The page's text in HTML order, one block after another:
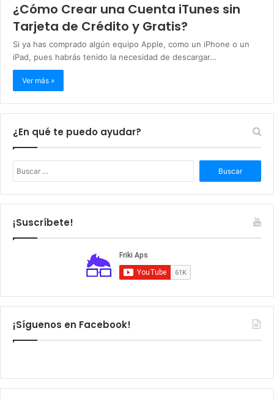
¿Cómo Crear una Cuenta iTunes sin
Tarjeta de Crédito y Gratis?
Si ya has comprado algún equipo Apple, como un iPhone o un
iPad, pues habrás tenido la necesidad de descargar…
Ver más »
¿En qué te puedo ayudar?
s
c
¡Suscríbete!
¡Síguenos en Facebook!